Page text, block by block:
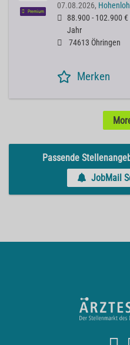
Premium
07.08.2026,
88.900 - 102.900
Jahr
74613 Öhringen
Merken
Passende
JobMail